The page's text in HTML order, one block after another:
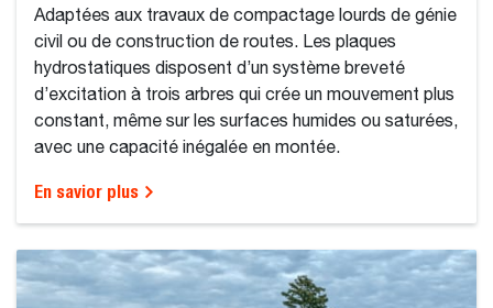
Adaptées aux travaux de compactage lourds de génie
civil ou de construction de routes. Les plaques
hydrostatiques disposent d’un système breveté
d’excitation à trois arbres qui crée un mouvement plus
constant, même sur les surfaces humides ou saturées,
avec une capacité inégalée en montée.
En savior plus